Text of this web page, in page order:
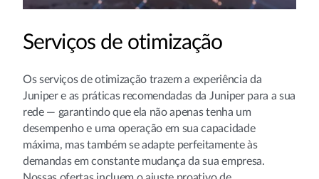
Serviços de otimização
Os serviços de otimização trazem a experiência da
Juniper e as práticas recomendadas da Juniper para a sua
rede — garantindo que ela não apenas tenha um
desempenho e uma operação em sua capacidade
máxima, mas também se adapte perfeitamente às
demandas em constante mudança da sua empresa.